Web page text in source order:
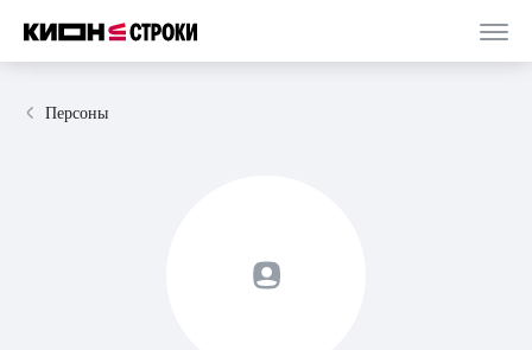
Персоны